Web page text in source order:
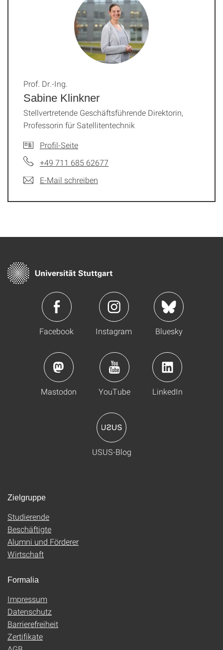
Sabine Klinkner
Prof. Dr.-Ing.
Stellvertretende Geschäftsführende Direktorin,
Professorin für Satellitentechnik
Profil-Seite
+49 711 685 62677
E-Mail schreiben
Facebook Instagram Bluesky
Mastodon YouTube LinkedIn
USUS-Blog
Zielgruppe
Studierende
Beschäftigte
Alumni und Förderer
Wirtschaft
Formalia
Impressum
Datenschutz
Barrierefreiheit
Zertifikate